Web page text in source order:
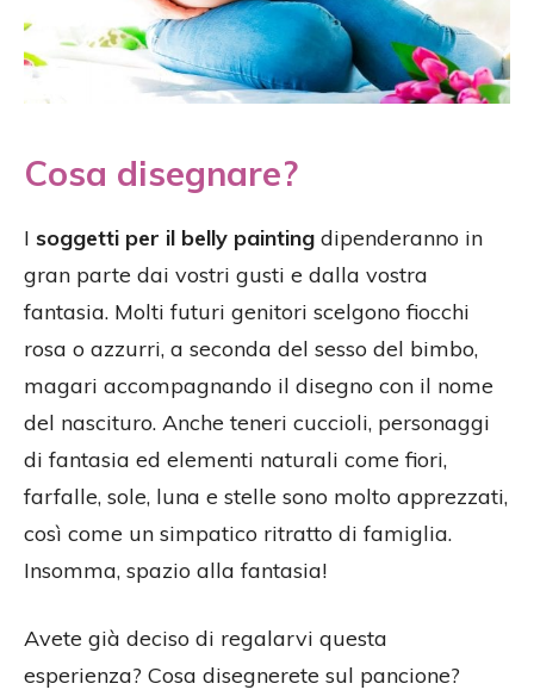
Cosa disegnare?
I soggetti per il belly painting dipenderanno in
gran parte dai vostri gusti e dalla vostra
fantasia. Molti futuri genitori scelgono fiocchi
rosa o azzurri, a seconda del sesso del bimbo,
magari accompagnando il disegno con il nome
del nascituro. Anche teneri cuccioli, personaggi
di fantasia ed elementi naturali come fiori,
farfalle, sole, luna e stelle sono molto apprezzati,
così come un simpatico ritratto di famiglia.
Insomma, spazio alla fantasia!
Avete già deciso di regalarvi questa
esperienza? Cosa disegnerete sul pancione?